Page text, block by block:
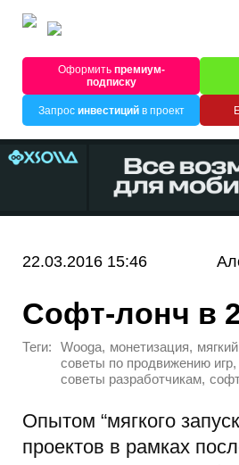
Оформитьпремиум-
подписку
Запрос инвестицийв проект
22.03.2016 15:46
Софт-лонч в
Теги: Wooga, монетизация,
советы по продвижению игр,
советы разработчикам,
Опытом “мягкого
проектов в рамках